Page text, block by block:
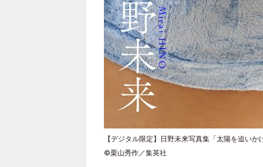
【デジタル限定】日野未来写真集「太陽を追いか
©栗山秀作／集英社